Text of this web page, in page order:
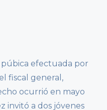
púbica efectuada por
fiscal general,
ocurrió en mayo
invitó a dos jóvenes